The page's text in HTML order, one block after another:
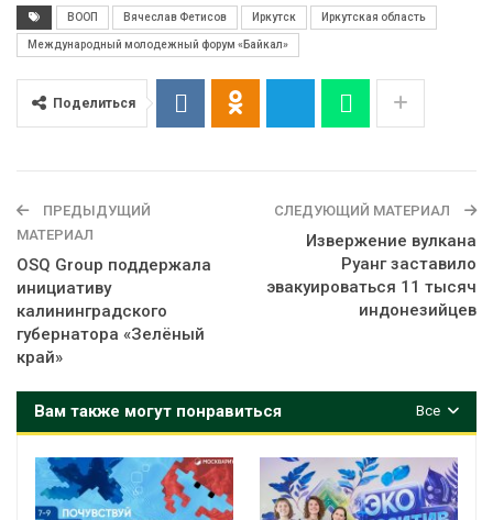
ВООП Вячеслав Фетисов Иркутск Иркутская область
Международный молодежный форум «Байкал»
Поделиться
ПРЕДЫДУЩИЙ
МАТЕРИАЛ
OSQ Group поддержала
инициативу
калининградского
губернатора «Зелёный
край»
СЛЕДУЮЩИЙ МАТЕРИАЛ
Извержение вулкана
Руанг заставило
эвакуироваться 11 тысяч
индонезийцев
Все
Вам также могут понравиться